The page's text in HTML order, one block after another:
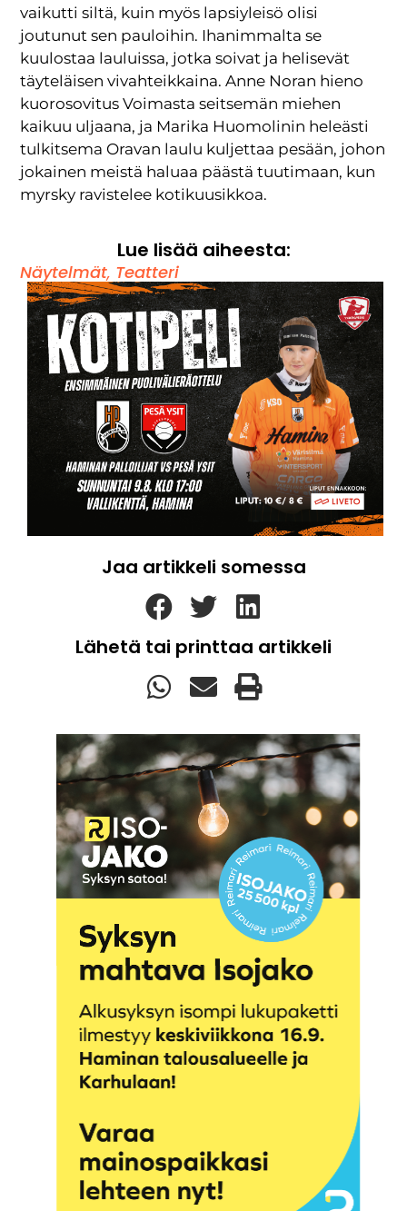
vaikutti siltä, kuin myös lapsiyleisö olisi
joutunut sen pauloihin. Ihanimmalta se
kuulostaa lauluissa, jotka soivat ja helisevät
täyteläisen vivahteikkaina. Anne Noran hieno
kuorosovitus Voimasta seitsemän miehen
kaikuu uljaana, ja Marika Huomolinin heleästi
tulkitsema Oravan laulu kuljettaa pesään, johon
jokainen meistä haluaa päästä tuutimaan, kun
myrsky ravistelee kotikuusikkoa.
Lue lisää aiheesta:
Näytelmät, Teatteri
Jaa artikkeli somessa
Lähetä tai printtaa artikkeli